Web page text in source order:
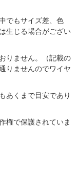
でもサイズ差、色
生じる場合がござい
りません。（記載の
りませんのでワイヤ
あくまで目安であり
権で保護されていま